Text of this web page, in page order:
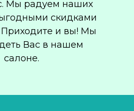
Мы радуем наших
скидками
и вы! Мы
Вас в нашем
салоне.